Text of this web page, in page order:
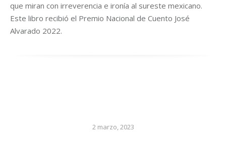
que miran con irreverencia e ironía al sureste mexicano.
Este libro recibió el Premio Nacional de Cuento José
Alvarado 2022.
2 marzo, 2023